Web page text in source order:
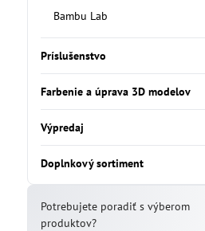
Bambu Lab
Príslušenstvo
Farbenie a úprava 3D modelov
Výpredaj
Doplnkový sortiment
Potrebujete poradiť s výberom
produktov?